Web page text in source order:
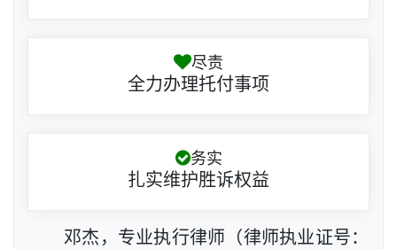
尽责
全力办理托付事项
务实
扎实维护胜诉权益
邓杰，专业执行律师（律师执业证号：